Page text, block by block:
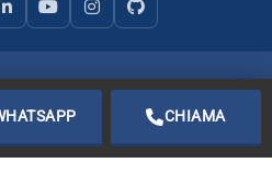
CHIAMA
Partita IVA: IT05139290828
PrivacyCookie
Tutti i diritti riservati.